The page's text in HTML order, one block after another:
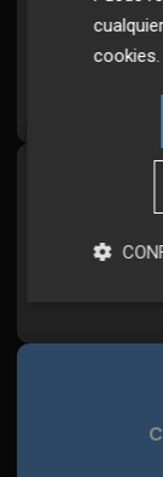
Todos
cookies